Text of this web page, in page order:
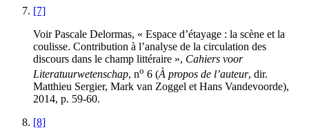
[7]
Voir Pascale Delormas, « Espace d’étayage : la scène et la
coulisse. Contribution à l’analyse de la circulation des
discours dans le champ littéraire », Cahiers voor
Literatuurwetenschap, no 6 (À propos de l’auteur, dir.
Matthieu Sergier, Mark van Zoggel et Hans Vandevoorde),
2014, p. 59-60.
[8]